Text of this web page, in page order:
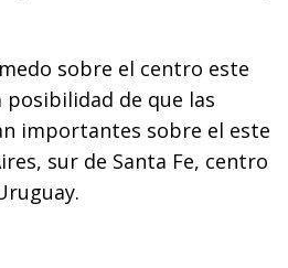
sobre el centro este
de que las
importantes sobre el este
sur de Santa Fe, centro